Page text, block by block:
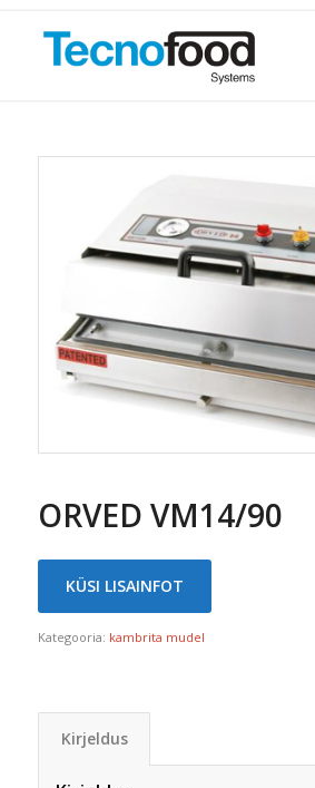
ORVED VM14/90
KÜSI LISAINFOT
Kategooria: kambrita mudel
Kirjeldus